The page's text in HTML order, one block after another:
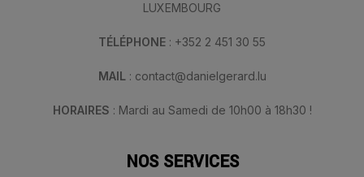
LUXEMBOURG
TÉLÉPHONE : +352 2 451 30 55
MAIL : contact@danielgerard.lu
HORAIRES : Mardi au Samedi de 10h00 à 18h30 !
NOS SERVICES